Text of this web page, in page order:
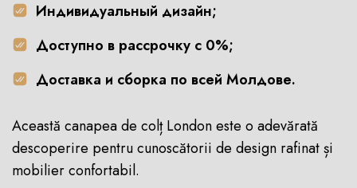
Индивидуальный дизайн;
Доступно в рассрочку с 0%;
Доставка и сборка по всей Молдове.
Această canapea de colț London este o adevărată
descoperire pentru cunoscătorii de design rafinat și
mobilier confortabil.